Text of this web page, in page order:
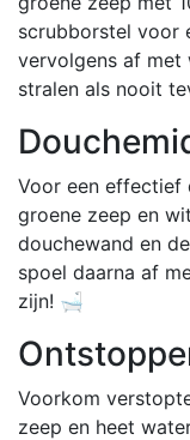
scrubborstel voor
vervolgens af met
stralen als nooit
Voor een effectief
groene zeep en
douchewand en
spoel daarna af
zijn! 🛁
Voorkom
zeep en heet